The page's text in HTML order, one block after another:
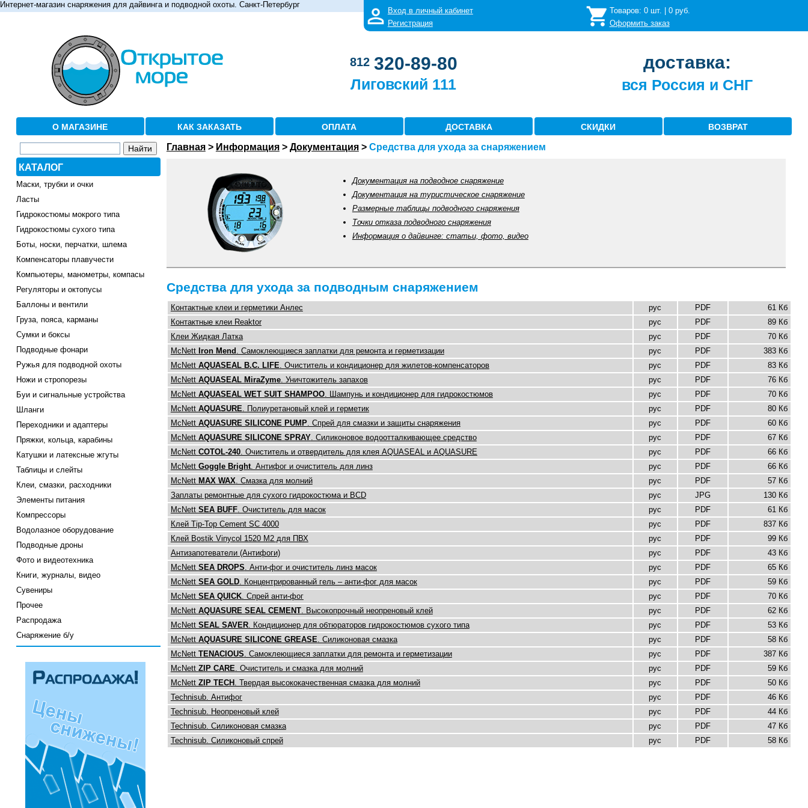
Интернет-магазин снаряжения для дайвинга и подводной охоты. Санкт-Петербург
Вход в личный кабинет
Регистрация
Товаров: 0шт. | 0руб.
Оформить заказ
812 320-89-80
Лиговский 111
доставка:
вся Россия и СНГ
О МАГАЗИНЕ КАК ЗАКАЗАТЬ ОПЛАТА ДОСТАВКА СКИДКИ ВОЗВРАТ
КАТАЛОГ
Маски, трубки и очки
Ласты
Гидрокостюмы мокрого типа
Гидрокостюмы сухого типа
Боты, носки, перчатки, шлема
Компенсаторы плавучести
Компьютеры, манометры, компасы
Регуляторы и октопусы
Баллоны и вентили
Груза, пояса, карманы
Сумки и боксы
Подводные фонари
Ружья для подводной охоты
Ножи и стропорезы
Буи и сигнальные устройства
Шланги
Переходники и адаптеры
Пряжки, кольца, карабины
Катушки и латексные жгуты
Таблицы и слейты
Клеи, смазки, расходники
Элементы питания
Компрессоры
Водолазное оборудование
Подводные дроны
Фото и видеотехника
Книги, журналы, видео
Сувениры
Прочее
Распродажа
Снаряжение б/у
Главная> Информация> Документация> Средства для ухода за снаряжением
Документация на подводное снаряжение
Документация на туристическое снаряжение
Размерные таблицы подводного снаряжения
Точки отказа подводного снаряжения
Информация о дайвинге: статьи, фото, видео
Средства для ухода за подводным снаряжением
Контактные клеи и герметики Анлес рус PDF
61 Кб
Контактные клеи Reaktor
рус PDF
89 Кб
Клеи Жидкая Латка
рус PDF
70 Кб
McNett Iron Mend . Самоклеющиеся заплатки для ремонта и герметизации рус PDF
383 Кб
McNett AQUASEAL B.C. LIFE. Очиститель и кондиционер для жилетов-компенсаторов рус PDF
83 Кб
McNett AQUASEAL MiraZyme. Уничтожитель запахов рус PDF
76 Кб
McNett AQUASEAL WET SUIT SHAMPOO. Шампунь и кондиционер для гидрокостюмов рус PDF
70 Кб
McNett AQUASURE. Полиуретановый клей и герметик рус PDF
80 Кб
McNett AQUASURE SILICONE PUMP. Спрей для смазки и защиты снаряжения рус PDF
60 Кб
McNett AQUASURE SILICONE SPRAY. Силиконовое водоотталкивающее средство рус PDF
67 Кб
McNett COTOL-240. Очиститель и отвердитель для клея AQUASEAL и AQUASURE рус PDF
66 Кб
McNett Goggle Bright. Антифог и очиститель для линз рус PDF
66 Кб
McNett MAX WAX. Смазка для молний рус PDF
57 Кб
Заплаты ремонтные для сухого гидрокостюма и BCD
рус JPG
130 Кб
McNett SEA BUFF. Очиститель для масок рус PDF
61 Кб
Клей Tip-Top Cement SC 4000
рус PDF
837 Кб
Клей Bostik Vinycol 1520 M2 для ПВХ
рус PDF
99 Кб
Антизапотеватели (Антифоги)
рус PDF
43 Кб
McNett SEA DROPS. Анти-фог и очиститель линз масок рус PDF
65 Кб
McNett SEA GOLD. Концентрированный гель – анти-фог для масок рус PDF
59 Кб
McNett SEA QUICK. Спрей анти-фог рус PDF
70 Кб
McNett AQUASURE SEAL CEMENT. Высокопрочный неопреновый клей рус PDF
62 Кб
McNett SEAL SAVER. Кондиционер для обтюраторов гидрокостюмов сухого типа рус PDF
53 Кб
McNett AQUASURE SILICONE GREASE. Силиконовая смазка рус PDF
58 Кб
McNett TENACIOUS. Самоклеющиеся заплатки для ремонта и герметизации рус PDF
387 Кб
McNett ZIP CARE. Очиститель и смазка для молний рус PDF
59 Кб
McNett ZIP TECH . Твердая высококачественная смазка для молний рус PDF
50 Кб
Technisub. Антифог
рус PDF
46 Кб
Technisub. Неопреновый клей
рус PDF
44 Кб
Technisub. Силиконовая смазка
рус PDF
47 Кб
Technisub. Силиконовый спрей
рус PDF 58 Кб